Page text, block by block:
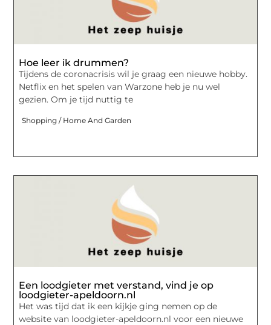
Hoe leer ik drummen?
Tijdens de coronacrisis wil je graag een nieuwe hobby.
Netflix en het spelen van Warzone heb je nu wel
gezien. Om je tijd nuttig te
Shopping / Home And Garden
Een loodgieter met verstand, vind je op
loodgieter-apeldoorn.nl
Het was tijd dat ik een kijkje ging nemen op de
website van loodgieter-apeldoorn.nl voor een nieuwe